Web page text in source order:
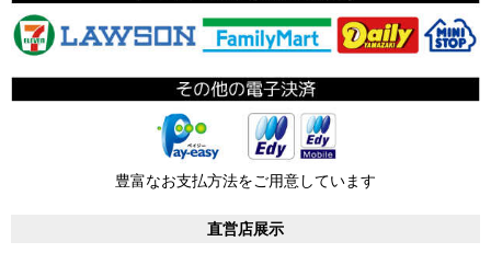
豊富なお支払方法をご用意しています
直営店展示